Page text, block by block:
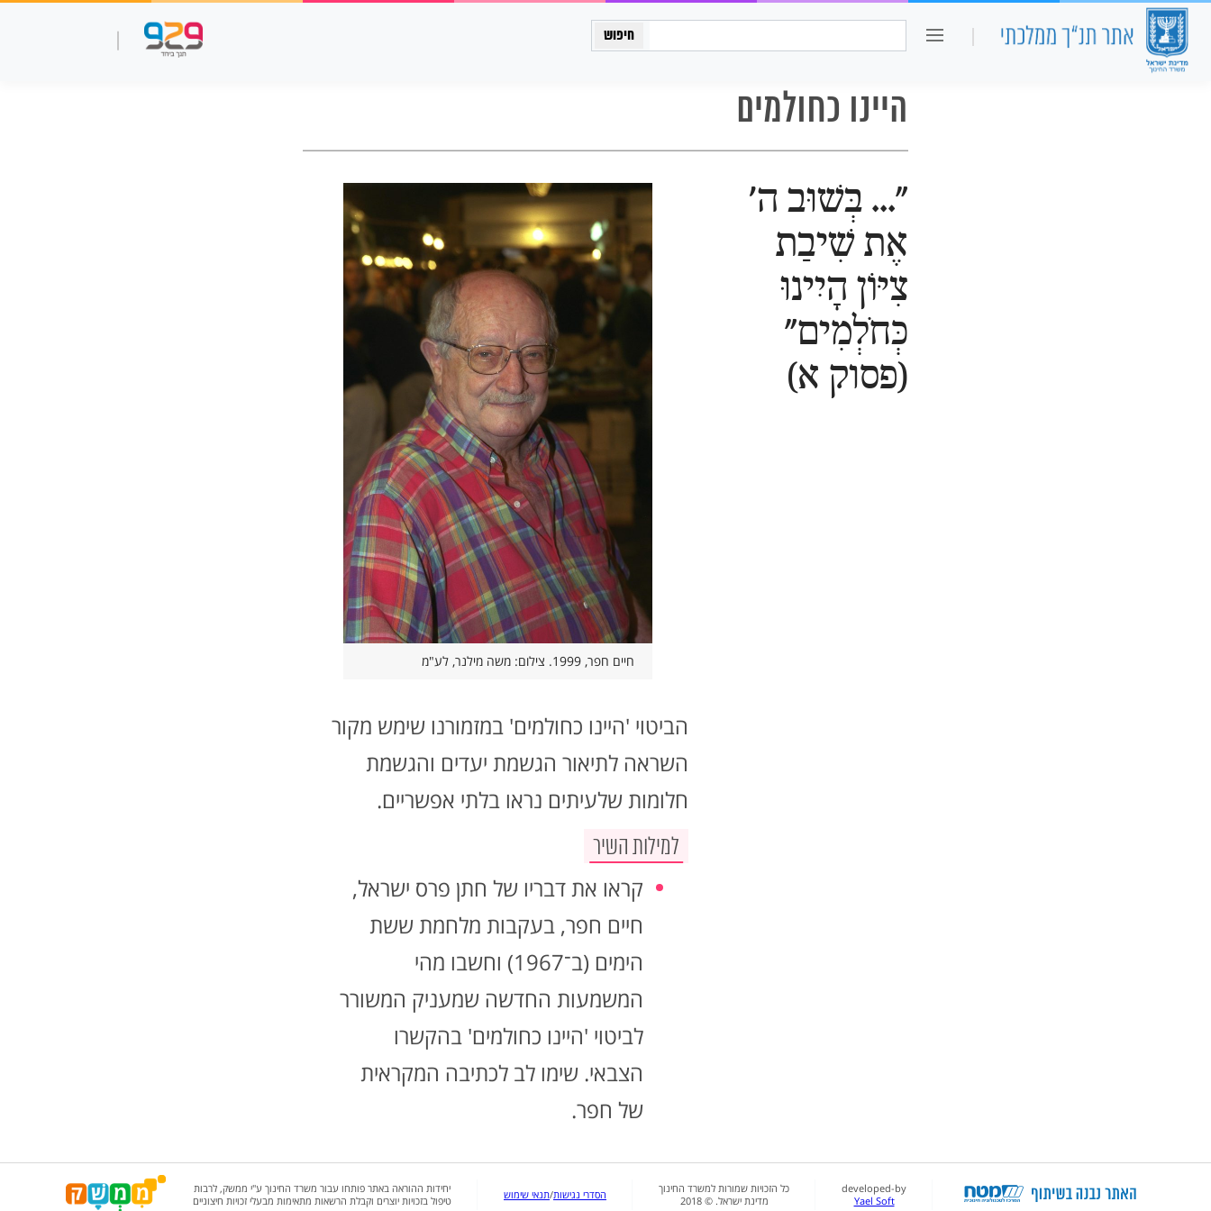
חיפוש:
כיתה ו כיתה יב
היינו כחולמים
"... בְּשׁוּב ה'
אֶת שִׁיבַת
צִיּוֹן הָיִינוּ
כְּחֹלְמִים"
(פסוק א)
חיים חפר, 1999. צילום: משה מילנר, לע"מ
הביטוי 'היינו כחולמים' במזמורנו שימש מקור
השראה לתיאור הגשמת יעדים והגשמת
חלומות שלעיתים נראו בלתי אפשריים.
למילות השיר
קראו את דבריו של חתן פרס ישראל,
חיים חפר, בעקבות מלחמת ששת
הימים (ב־1967) וחשבו מהי
המשמעות החדשה שמעניק המשורר
לביטוי 'היינו כחולמים' בהקשרו
הצבאי. שימו לב לכתיבה המקראית
של חפר.
developed-by
Yael Soft
כל הזכויות שמורות למשרד החינוך
מדינת ישראל. © 2018
הסדרי נגישות/תנאי שימוש
יחידות ההוראה באתר פותחו עבור משרד החינוך ע"י ממשק, לרבות
טיפול בזכויות יוצרים וקבלת הרשאות מתאימות מבעלי זכויות חיצוניים